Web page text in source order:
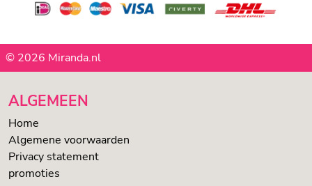
© 2026 Miranda.nl
ALGEMEEN
Home
Algemene voorwaarden
Privacy statement
promoties